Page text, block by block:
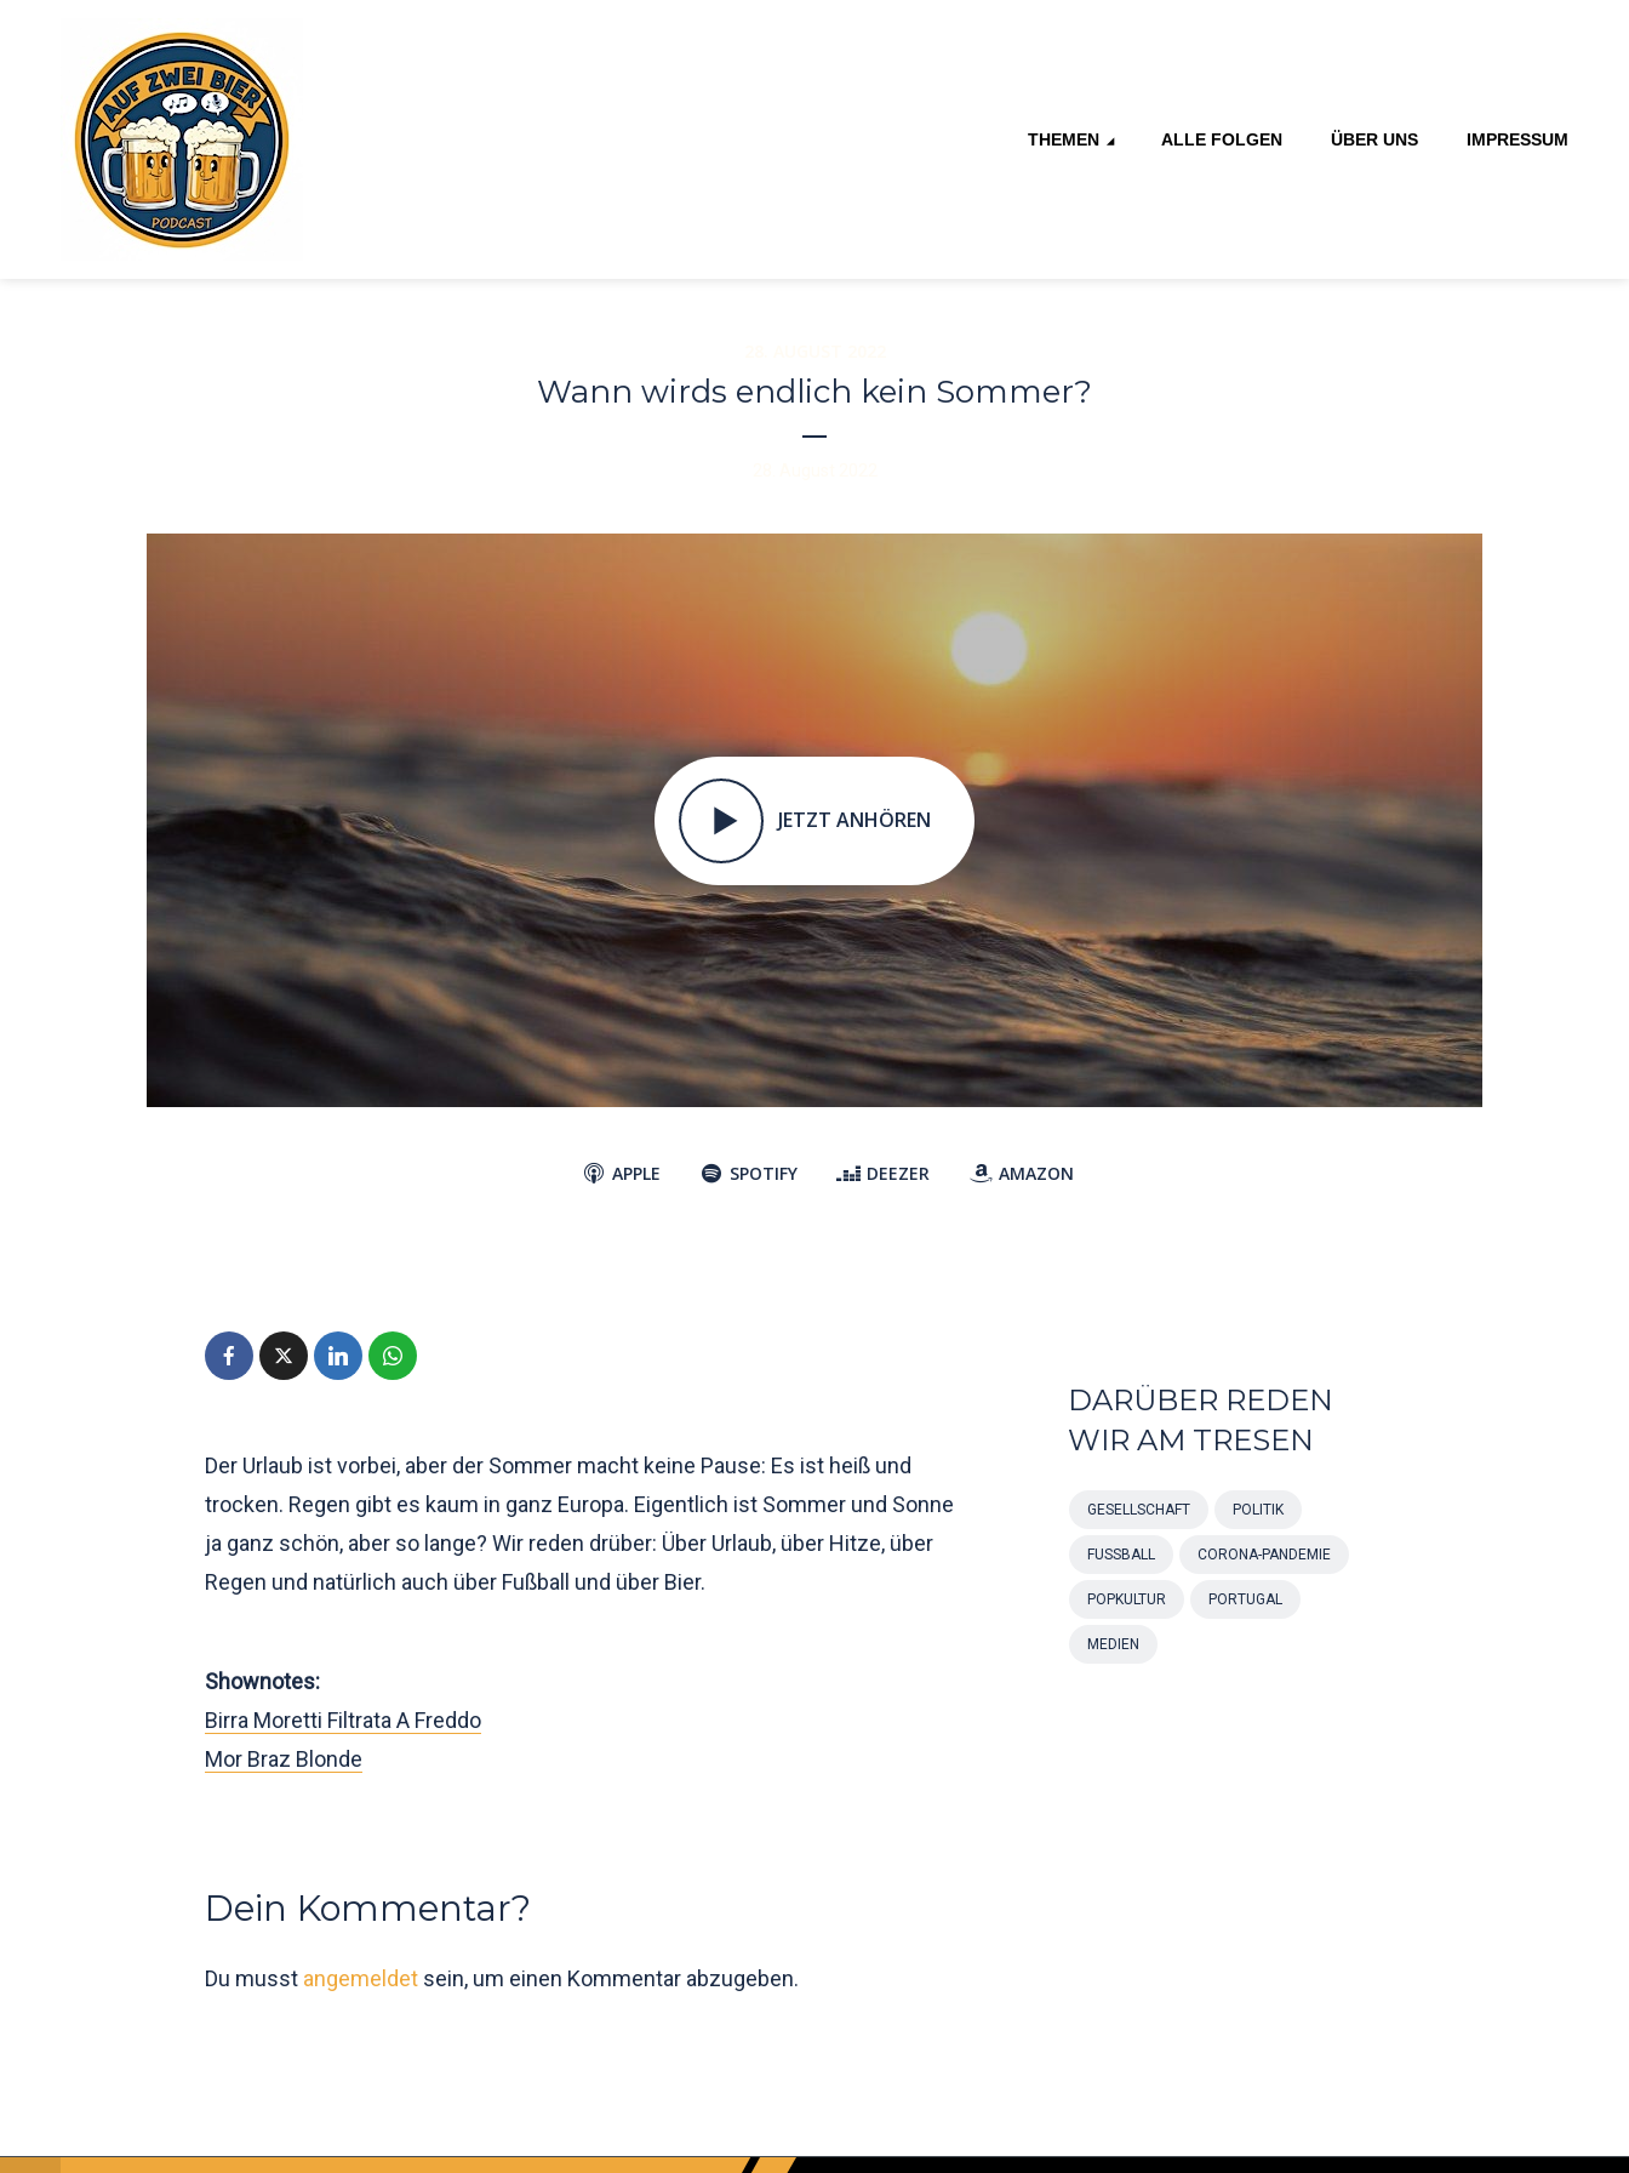
THEMEN ALLE FOLGEN ÜBER UNS IMPRESSUM
Wann wirds endlich kein Sommer?
JETZT ANHÖREN
APPLE SPOTIFY DEEZER AMAZON
Der Urlaub ist vorbei, aber der Sommer macht keine Pause: Es ist heiß und
trocken. Regen gibt es kaum in ganz Europa. Eigentlich ist Sommer und Sonne
ja ganz schön, aber so lange? Wir reden drüber: Über Urlaub, über Hitze, über
Regen und natürlich auch über Fußball und über Bier.
Shownotes:
Birra Moretti Filtrata A Freddo
Mor Braz Blonde
Dein Kommentar?
Du musst angemeldet sein, um einen Kommentar abzugeben.
DARÜBER REDEN
WIR AM TRESEN
GESELLSCHAFT POLITIK
FUSSBALL CORONA-PANDEMIE
POPKULTUR PORTUGAL
MEDIEN